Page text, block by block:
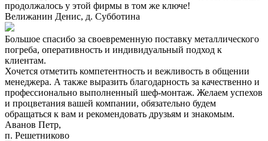
продолжалось у этой фирмы в том же ключе!
Велижанин Денис, д. Субботина
Большое спасибо за своевременную поставку металлического
погреба, оперативность и индивидуальный подход к
клиентам.
Хочется отметить компетентность и вежливость в общении
менеджера. А также выразить благодарность за качественно и
профессионально выполненный шеф-монтаж. Желаем успехов
и процветания вашей компании, обязательно будем
обращаться к вам и рекомендовать друзьям и знакомым.
Аванов Петр,
п. Решетниково